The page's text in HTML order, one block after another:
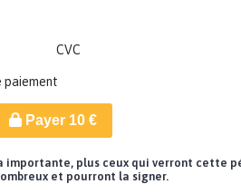
CVC
paiement
Payer 10€
importante, plus ceux qui verront cette
et pourront la signer.